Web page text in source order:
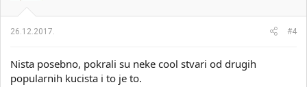
:
26.12.2017. #4
Nista posebno, pokrali su neke cool stvari od drugih
popularnih kucista i to je to.